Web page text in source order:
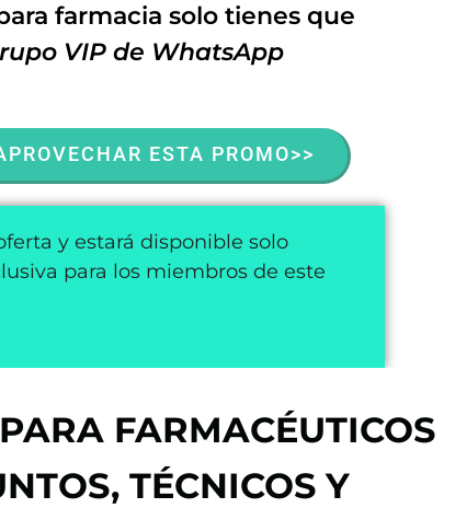
farmacia solo tienes que
VIP de WhatsApp
ESTA PROMO>>
y estará disponible solo
para los miembros de este
FARMACÉUTICOS
TÉCNICOS Y